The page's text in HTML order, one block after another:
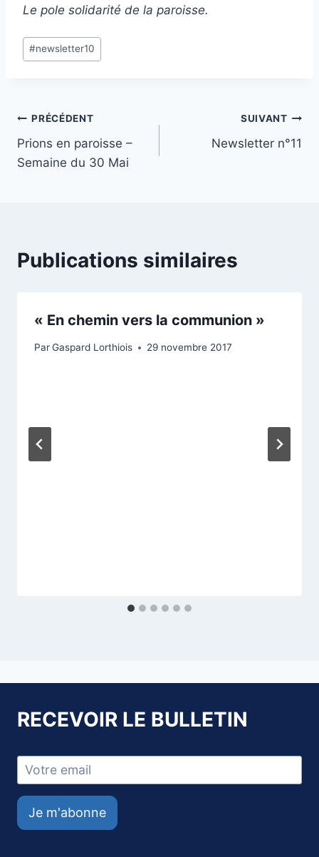
Le pole solidarité de la paroisse.
Étiquettes
de
#newsletter10
Navigation
de
PRÉCÉDENT
Prions en paroisse –
Semaine du 30 Mai
SUIVANT
Newsletter n°11
Publications similaires
« En chemin vers la communion »
ParGaspard Lorthiois 29 novembre 2017
RECEVOIR LE BULLETIN
Je m'abonne